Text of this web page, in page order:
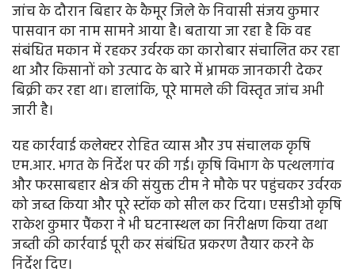
जांच के दौरान बिहार के कैमूर जिले के निवासी संजय कुमार
पासवान का नाम सामने आया है। बताया जा रहा है कि वह
संबंधित मकान में रहकर उर्वरक का कारोबार संचालित कर रहा
था और किसानों को उत्पाद के बारे में भ्रामक जानकारी देकर
बिक्री कर रहा था। हालांकि, पूरे मामले की विस्तृत जांच अभी
जारी है।
यह कार्रवाई कलेक्टर रोहित व्यास और उप संचालक कृषि
एम.आर. भगत के निर्देश पर की गई। कृषि विभाग के पत्थलगांव
और फरसाबहार क्षेत्र की संयुक्त टीम ने मौके पर पहुंचकर उर्वरक
को जब्त किया और पूरे स्टॉक को सील कर दिया। एसडीओ कृषि
राकेश कुमार पैंकरा ने भी घटनास्थल का निरीक्षण किया तथा
जब्ती की कार्रवाई पूरी कर संबंधित प्रकरण तैयार करने के
निर्देश दिए।